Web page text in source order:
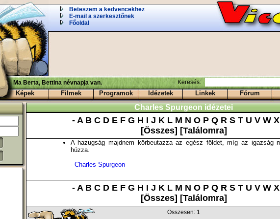
Beteszem a kedvencekhez
E-mail a szerkesztőnek
Főoldal
Ma Berta, Bettina névnapja van. Keresés:
Képek Filmek Programok Idézetek Linkek Fórum
Charles Spurgeon idézetei
- A B C D E F G H I J K L M N O P Q R S T U V W X
[Összes] [Találomra]
A hazugság majdnem körbeutazza az egész földet, míg az igazság
húzza.
- Charles Spurgeon
- A B C D E F G H I J K L M N O P Q R S T U V W X
[Összes] [Találomra]
Összesen: 1